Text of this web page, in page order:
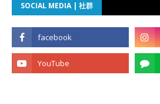
SOCIAL MEDIA | 社群